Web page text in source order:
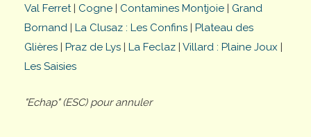
Val Ferret| Cogne | Contamines Montjoie | Grand
Bornand | La Clusaz : Les Confins | Plateau des
Glières | Praz de Lys | La Feclaz | Villard : Plaine Joux |
Les Saisies
"Echap" (ESC) pour annuler